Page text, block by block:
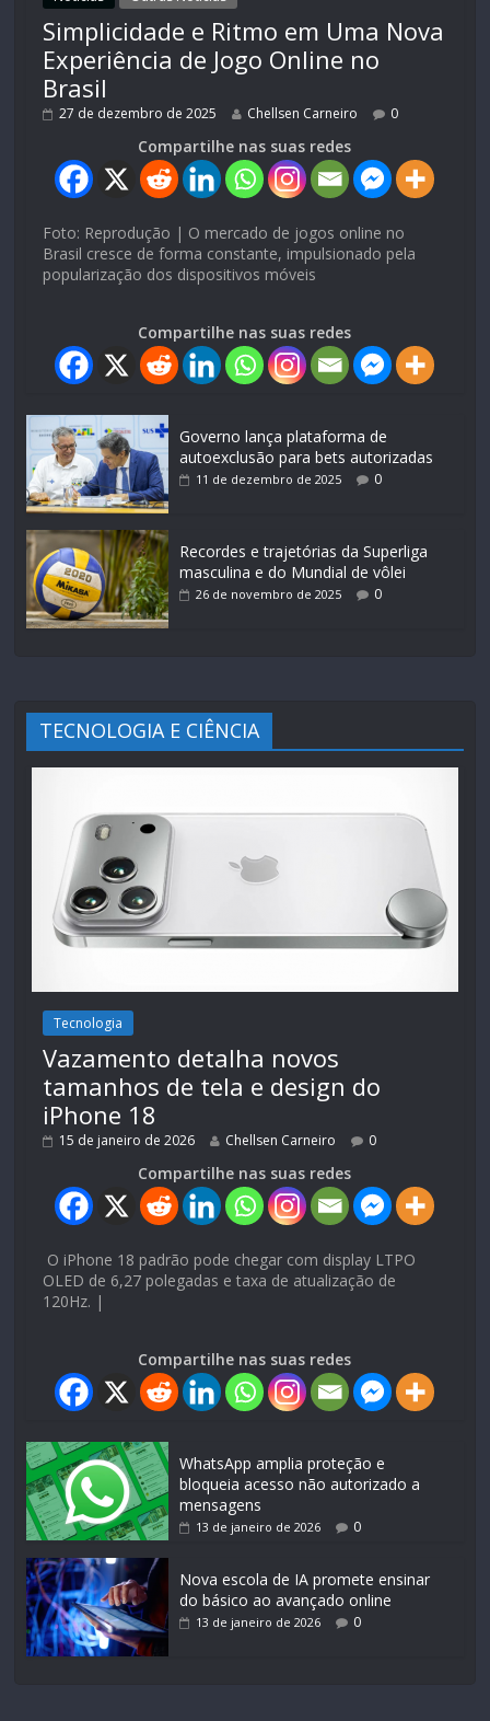
Simplicidade e Ritmo em Uma Nova
Experiência de Jogo Online no
Brasil
27 de dezembro de 2025 Chellsen Carneiro 0
Compartilhe nas suas redes
Foto: Reprodução | O mercado de jogos online no
Brasil cresce de forma constante, impulsionado pela
popularização dos dispositivos móveis
Compartilhe nas suas redes
Governo lança plataforma de
autoexclusão para bets autorizadas
11 de dezembro de 2025 0
Recordes e trajetórias da Superliga
masculina e do Mundial de vôlei
26 de novembro de 2025 0
TECNOLOGIA E CIÊNCIA
Tecnologia
Vazamento detalha novos
tamanhos de tela e design do
iPhone 18
15 de janeiro de 2026 Chellsen Carneiro 0
Compartilhe nas suas redes
O iPhone 18 padrão pode chegar com display LTPO
OLED de 6,27 polegadas e taxa de atualização de
120Hz. |
Compartilhe nas suas redes
WhatsApp amplia proteção e
bloqueia acesso não autorizado a
mensagens
13 de janeiro de 2026 0
Nova escola de IA promete ensinar
do básico ao avançado online
13 de janeiro de 2026 0